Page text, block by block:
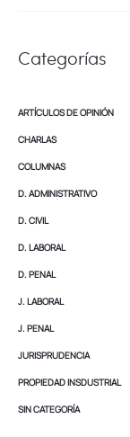
Categorías
ARTÍCULOS DE OPINIÓN
CHARLAS
COLUMNAS
D. ADMINISTRATIVO
D. CIVIL
D. LABORAL
D. PENAL
J. LABORAL
J. PENAL
JURISPRUDENCIA
PROPIEDAD INSDUSTRIAL
SIN CATEGORÍA